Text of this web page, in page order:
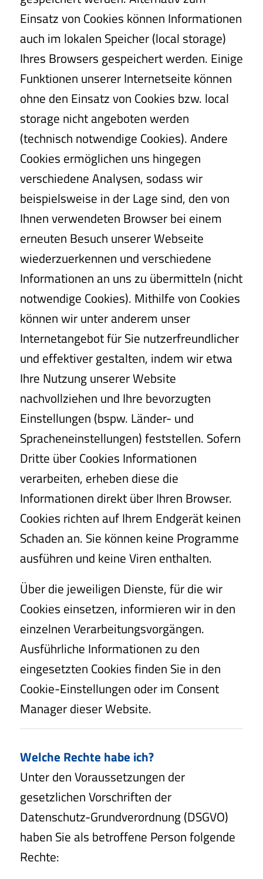
Einsatz von Cookies können Informationen
auch im lokalen Speicher (local storage)
Ihres Browsers gespeichert werden. Einige
Funktionen unserer Internetseite können
ohne den Einsatz von Cookies bzw. local
storage nicht angeboten werden
(technisch notwendige Cookies). Andere
Cookies ermöglichen uns hingegen
verschiedene Analysen, sodass wir
beispielsweise in der Lage sind, den von
Ihnen verwendeten Browser bei einem
erneuten Besuch unserer Webseite
wiederzuerkennen und verschiedene
Informationen an uns zu übermitteln (nicht
notwendige Cookies). Mithilfe von Cookies
können wir unter anderem unser
Internetangebot für Sie nutzerfreundlicher
und effektiver gestalten, indem wir etwa
Ihre Nutzung unserer Website
nachvollziehen und Ihre bevorzugten
Einstellungen (bspw. Länder- und
Spracheneinstellungen) feststellen. Sofern
Dritte über Cookies Informationen
verarbeiten, erheben diese die
Informationen direkt über Ihren Browser.
Cookies richten auf Ihrem Endgerät keinen
Schaden an. Sie können keine Programme
ausführen und keine Viren enthalten.
Über die jeweiligen Dienste, für die wir
Cookies einsetzen, informieren wir in den
einzelnen Verarbeitungsvorgängen.
Ausführliche Informationen zu den
eingesetzten Cookies finden Sie in den
Cookie-Einstellungen oder im Consent
Manager dieser Website.
Welche Rechte habe ich?
Unter den Voraussetzungen der
gesetzlichen Vorschriften der
Datenschutz-Grundverordnung (DSGVO)
haben Sie als betroffene Person folgende
Rechte: